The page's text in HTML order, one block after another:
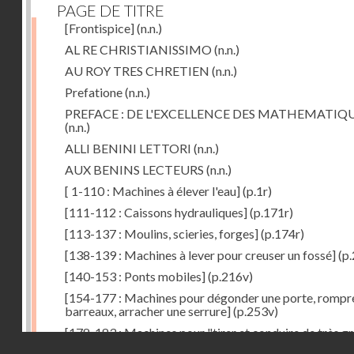
PAGE DE TITRE
[Frontispice](n.n.)
AL RE CHRISTIANISSIMO (n.n.)
AU ROY TRES CHRETIEN (n.n.)
Prefatione(n.n.)
PREFACE : DE L'EXCELLENCE DES
(n.n.)
ALLI BENINI LETTORI (n.n.)
AUX BENINS LECTEURS (n.n.)
[ 1-110 : Machines à élever l'eau](p.1r)
[111-112 : Caissons hydrauliques](p.171r)
[113-137 : Moulins, scieries, forges](p.174r)
[138-139 : Machines à lever pour creuser un fossé]
[140-153 : Ponts mobiles](p.216v)
[154-177 : Machines pour dégonder une porte,
barreaux, arracher une serrure](p.253v)
[178-183 : Machines pour "tirer et conduire de très